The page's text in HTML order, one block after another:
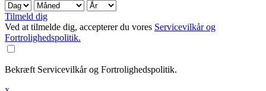
Tilmeld dig
Ved at tilmelde dig, accepterer du vores Servicevilkår og
Fortrolighedspolitik.
Bekræft Servicevilkår og Fortrolighedspolitik.